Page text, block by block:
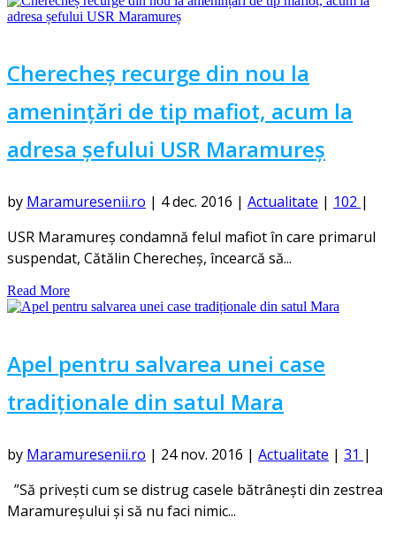
Cherecheș recurge din nou la
amenințări de tip mafiot, acum la
adresa șefului USR Maramureș
by Maramuresenii.ro | 4 dec. 2016 | Actualitate | 102 |
USR Maramureş condamnă felul mafiot în care primarul
suspendat, Cătălin Cherecheş, încearcă să...
Read More
Apel pentru salvarea unei case
tradiționale din satul Mara
by Maramuresenii.ro | 24 nov. 2016 | Actualitate | 31 |
”Să privești cum se distrug casele bătrânești din zestrea
Maramureșului și să nu faci nimic...